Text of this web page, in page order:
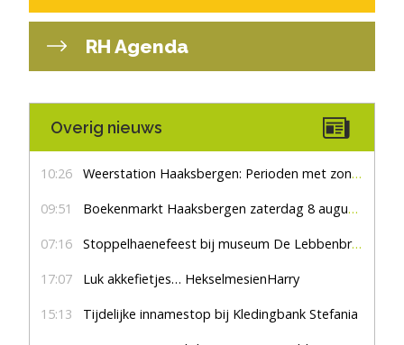
RH Agenda
Overig nieuws
10:26 Weerstation Haaksbergen: Perioden met zon en droog
09:51 Boekenmarkt Haaksbergen zaterdag 8 augustus, marktplein Haaksbergen
07:16 Stoppelhaenefeest bij museum De Lebbenbrugge
17:07 Luk akkefietjes… HekselmesienHarry
15:13 Tijdelijke innamestop bij Kledingbank Stefania